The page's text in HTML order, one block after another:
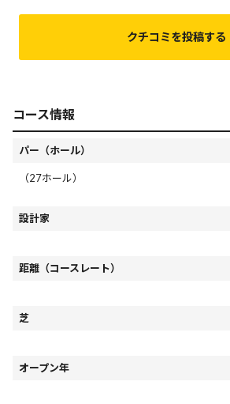
クチコミを投稿する
コース情報
パー（ホール）
（27ホール）
設計家
距離（コースレート）
芝
オープン年